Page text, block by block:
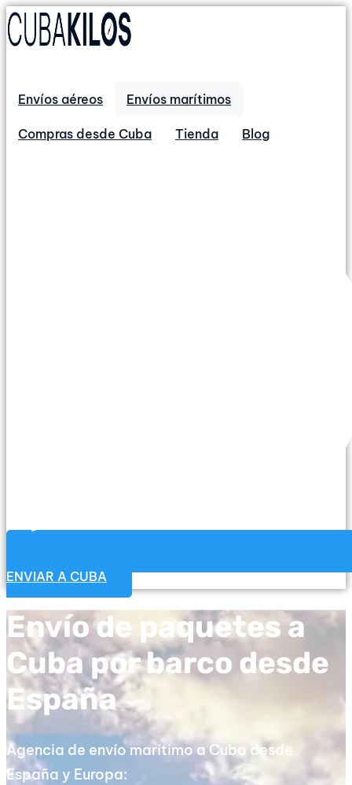
Envíos aéreos Envíos marítimos
Compras desde Cuba Tienda Blog
ENVIAR A CUBA
Envío de paquetes a
Cuba por barco desde
España
Agencia de envío marítimo a Cuba desde
España y Europa: